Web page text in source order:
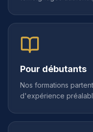
Pour débutants
Nos formations
d'expérience